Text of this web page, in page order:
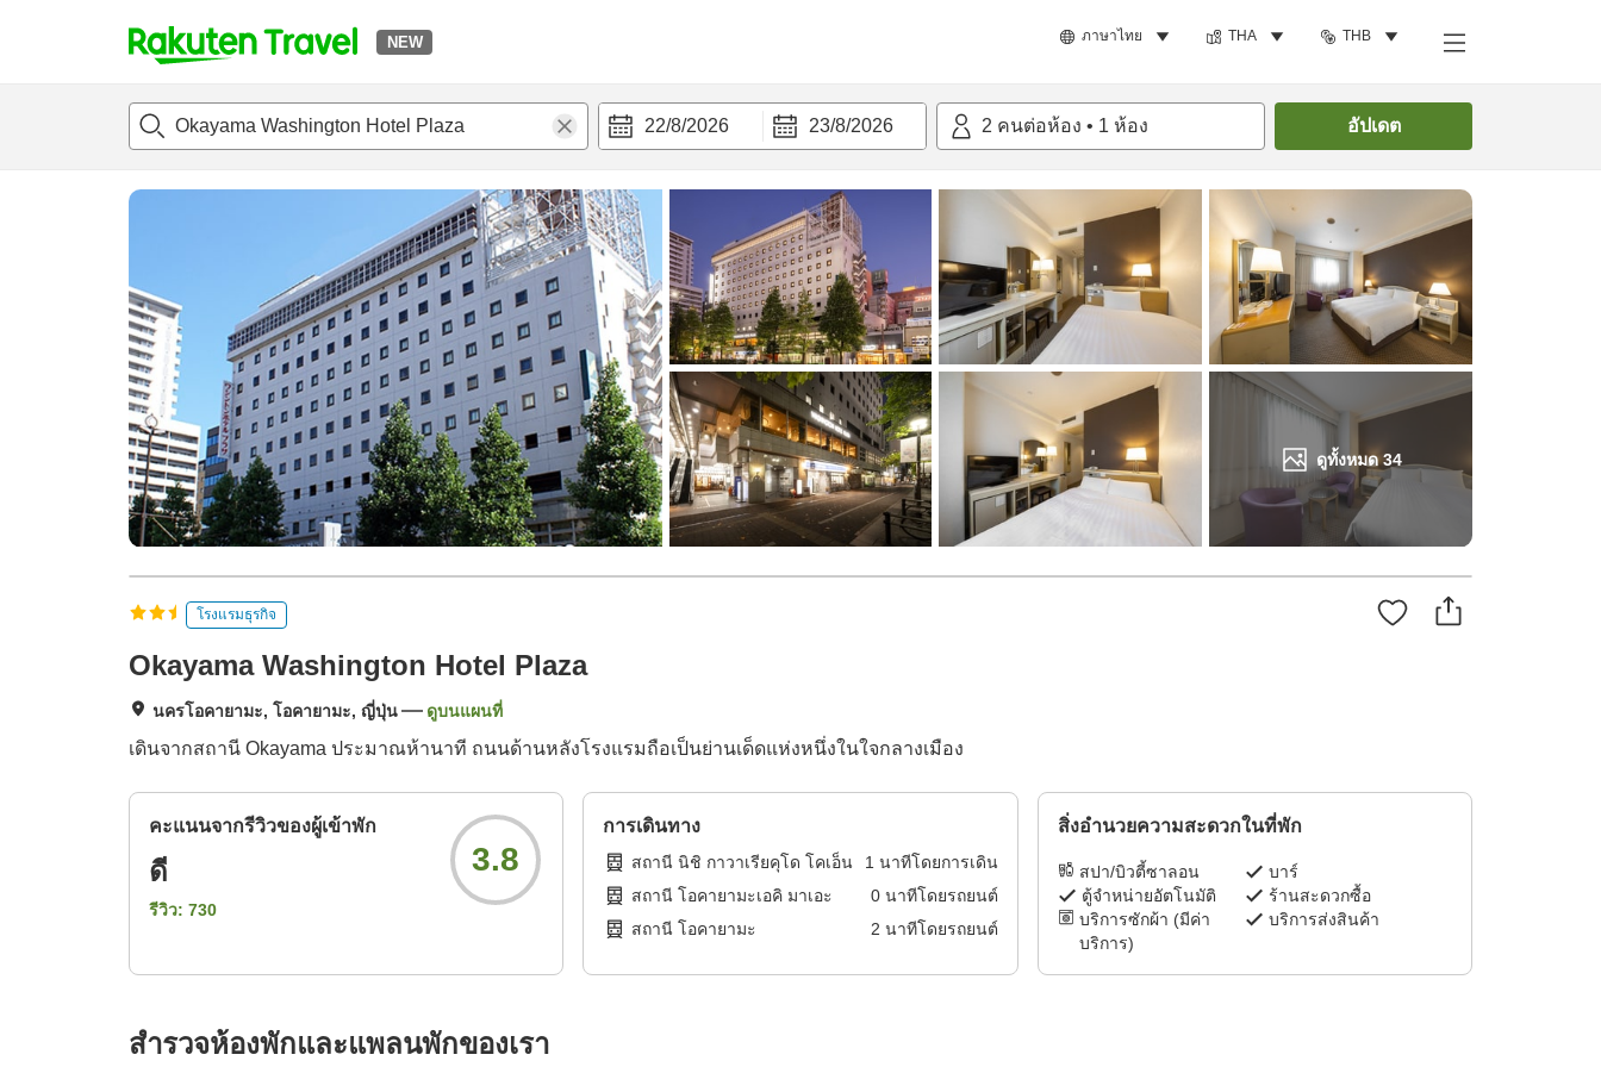
NEW ภาษาไทย THA THB
t
p
a
s
e
a
r
c
h
22/8/2026 23/8/2026 2 คนต่อห้อง • 1 ห้อง อัปเดต
ดูทั้งหมด34
แนะนำที่พัก ห้องพักและแพลนพักรีวิวสิ่่งอำนวยความสะดวก ค้นหาห้องพัก
โรงแรมธุรกิจ
Okayama Washington Hotel Plaza
นครโอคายามะ, โอคายามะ, ญี่ปุ่น ดูบนแผนที่
เดินจากสถานี Okayama ประมาณห้านาที ถนนด้านหลังโรงแรมถือเป็นย่านเด็ดแห่งหนึ่งในใจกลางเมือง
คะแนนจากรีวิวของผู้เข้าพัก
ดี
รีวิว: 730
3.8
การเดินทาง
สถานี นิชิ กาวาเรียคุโด โคเอ็น 1 นาทีโดยการเดิน
สถานี โอคายามะเอคิ มาเอะ
0นาทีโดยรถยนต์
สถานี โอคายามะ
2 นาทีโดยรถยนต์
สิ่งอำนวยความสะดวกในที่พัก
สปา/บิวตี้ซาลอน
บาร์
ตู้จำหน่ายอัตโนมัติ
ร้านสะดวกซื้อ
บริการซักผ้า (มีค่า
บริการ)
บริการส่งสินค้า
สำรวจห้องพักและแพลนพักของเรา